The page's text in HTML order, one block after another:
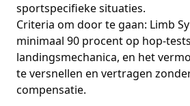
sportspecifieke situaties.
Criteria om door te gaan: Limb
minimaal 90 procent op hop-
landingsmechanica, en het
te versnellen en vertragen
compensatie.